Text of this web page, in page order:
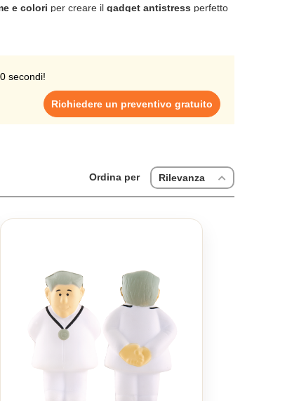
e colori per creare il gadget antistress perfetto
secondi!
Richiedere un preventivo gratuito
Ordina per Rilevanza